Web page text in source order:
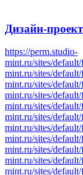
Дизайн-проект
https://perm.studio-
mint.ru/sites/
mint.ru/sites/
mint.ru/sites/
mint.ru/sites/
mint.ru/sites/
mint.ru/sites/
mint.ru/sites/
mint.ru/sites/
mint.ru/sites/
mint.ru/sites/
mint.ru/sites/